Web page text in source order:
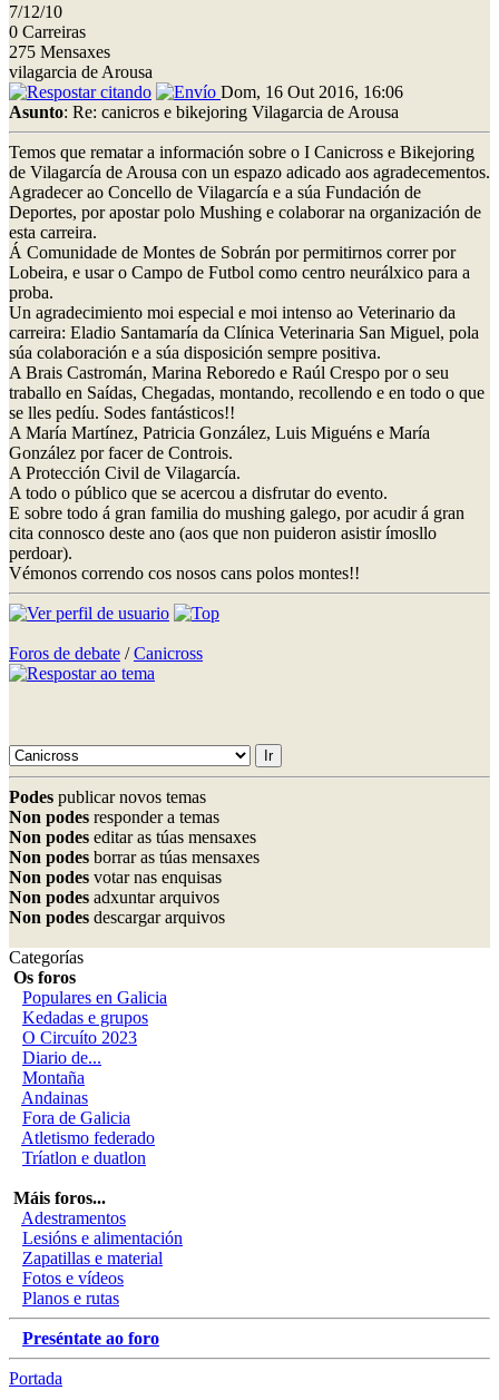
7/12/10
0 Carreiras
275 Mensaxes
vilagarcia de Arousa
Dom, 16 Out 2016, 16:06
Asunto: Re: canicros e bikejoring Vilagarcia de Arousa
Temos que rematar a información sobre o I Canicross e Bikejoring
de Vilagarcía de Arousa con un espazo adicado aos agradecementos.
Agradecer ao Concello de Vilagarcía e a súa Fundación de
Deportes, por apostar polo Mushing e colaborar na organización de
esta carreira.
Á Comunidade de Montes de Sobrán por permitirnos correr por
Lobeira, e usar o Campo de Futbol como centro neurálxico para a
proba.
Un agradecimiento moi especial e moi intenso ao Veterinario da
carreira: Eladio Santamaría da Clínica Veterinaria San Miguel, pola
súa colaboración e a súa disposición sempre positiva.
A Brais Castromán, Marina Reboredo e Raúl Crespo por o seu
traballo en Saídas, Chegadas, montando, recollendo e en todo o que
se lles pedíu. Sodes fantásticos!!
A María Martínez, Patricia González, Luis Miguéns e María
González por facer de Controis.
A Protección Civil de Vilagarcía.
A todo o público que se acercou a disfrutar do evento.
E sobre todo á gran familia do mushing galego, por acudir á gran
cita connosco deste ano (aos que non puideron asistir ímosllo
perdoar).
Vémonos correndo cos nosos cans polos montes!!
Foros de debate /Canicross
Podes publicar novos temas
Non podes responder a temas
Non podes editar as túas mensaxes
Non podes borrar as túas mensaxes
Non podes votar nas enquisas
Non podes adxuntar arquivos
Non podes descargar arquivos
Categorías
Os foros
Populares en Galicia
Kedadas e grupos
O Circuíto 2023
Diario de...
Montaña
Andainas
Fora de Galicia
Atletismo federado
Tríatlon e duatlon
Máis foros...
Adestramentos
Lesións e alimentación
Zapatillas e material
Fotos e vídeos
Planos e rutas
Preséntate ao foro
Portada